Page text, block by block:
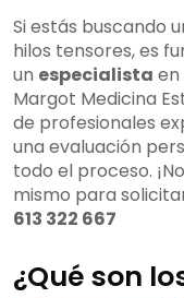
Si estás buscando
hilos tensores, es
un especialista en
Margot Medicina
de profesionales
una evaluación
todo el proceso.
mismo para
613 322 667
¿Qué son